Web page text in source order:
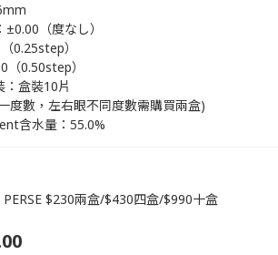
（度なし）
0.25step）
（0.50step）
：盒裝10片
度數，左右眼不同度數需購買兩盒)
含水量：55.0%
$230兩盒/$430四盒/$990十盒